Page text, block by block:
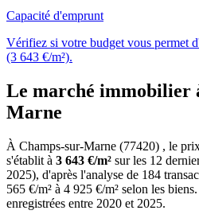
Capacité d'emprunt
Vérifiez si votre budget vous permet
(3 643 €/m²).
Le marché immobilier
Marne
À Champs-sur-Marne (77420) , le
s'établit à 3 643 €/m² sur les 12
2025), d'après l'analyse de 184
565 €/m² à 4 925 €/m² selon les
enregistrées entre 2020 et 2025.